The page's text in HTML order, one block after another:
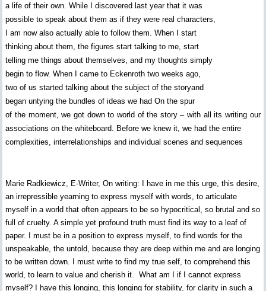
a life of their own. While I discovered last year that it was
possible to speak about them as if they were real characters,
I am now also actually able to follow them. When I start
thinking about them, the figures start talking to me, start
telling me things about themselves, and my thoughts simply
begin to flow. When I came to Eckenroth two weeks ago,
two of us started talking about the subject of the storyand
began untying the bundles of ideas we had On the spur
of the moment, we got down to world of the story – with all its writing our
associations on the whiteboard. Before we knew it, we had the entire
complexities, interrelationships and individual scenes and sequences
Marie Radkiewicz, E-Writer, On writing: I have in me this urge, this desire,
an irrepressible yearning to express myself with words, to articulate
myself in a world that often appears to be so hypocritical, so brutal and so
full of cruelty. A simple yet profound truth must find its way to a leaf of
paper. I must be in a position to express myself, to find words for the
unspeakable, the untold, because they are deep within me and are longing
to be written down. I must write to find my true self, to comprehend this
world, to learn to value and cherish it. What am I if I cannot express
myself? I have this longing, this longing for stability, for clarity in such a